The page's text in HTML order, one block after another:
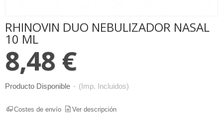
RHINOVIN DUO NEBULIZADOR NASAL
10 ML
8,48 €
Producto Disponible - (Imp. Incluidos)
Costes de envío Ver descripción